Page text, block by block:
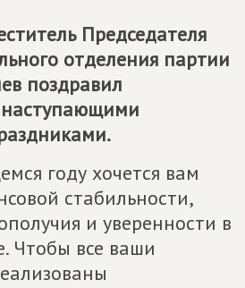
Председателя
отделения партии
поздравил
наступающими
году хочется вам
стабильности,
и уверенности в
Чтобы все ваши